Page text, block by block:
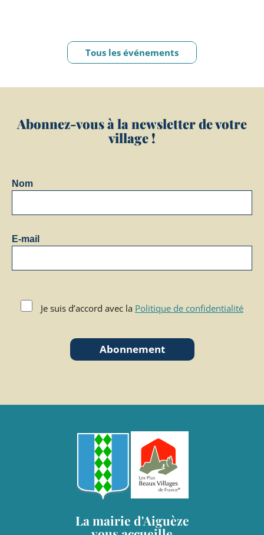
Tous les événements
Abonnez-vous à la newsletter de votre
village !
Nom
E-mail
Je suis d’accord avec la Politique de confidentialité
Abonnement
La mairie d'Aiguèze